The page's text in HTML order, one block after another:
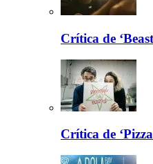
Crítica de
Crítica de